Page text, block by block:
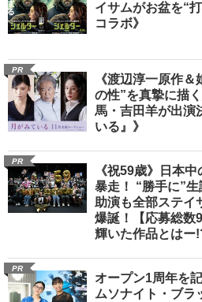
イサムがお盆を“
コラボ》
PR
《渡辺淳一原作
の性”を真摯に描
馬・吉田羊が出演
いる』》
PR
《祝59歳》日本
暴走！ “勝手に”
助演も全部ステイ
爆誕！【応募総数
輝いた作品とはー
PR
オープン1周年を
ムソナイト・ブラ